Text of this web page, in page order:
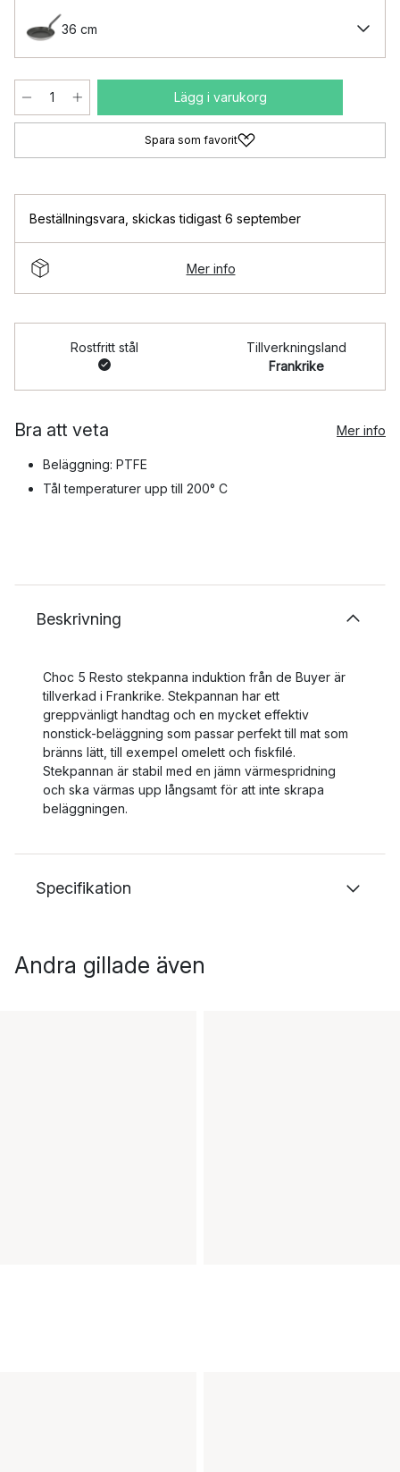
36 cm
Lägg i varukorg
Spara som favorit
Beställningsvara skickas tidigast 6 september
Mer info
Rostfritt stål
Tillverkningsland
Frankrike
Bra att veta Mer info
Beläggning: PTFE
Tål temperaturer upp till 200° C
Beskrivning
Choc 5 Resto stekpanna induktion från de Buyer är
tillverkad i Frankrike. Stekpannan har ett
greppvänligt handtag och en mycket effektiv
nonstick-beläggning som passar perfekt till mat som
bränns lätt, till exempel omelett och fiskfilé.
Stekpannan är stabil med en jämn värmespridning
och ska värmas upp långsamt för att inte skrapa
beläggningen.
Specifikation
Andra gillade även